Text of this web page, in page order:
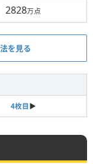
2828万点
を見る
4枚目 ▶︎